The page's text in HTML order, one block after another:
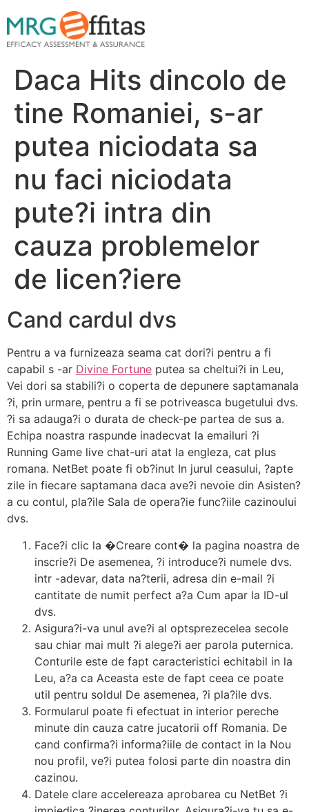
Daca Hits dincolo de
tine Romaniei, s-ar
putea niciodata sa
nu faci niciodata
pute?i intra din
cauza problemelor
de licen?iere
Cand cardul dvs
Pentru a va furnizeaza seama cat dori?i pentru a fi
capabil s -ar Divine Fortune putea sa cheltui?i in Leu,
Vei dori sa stabili?i o coperta de depunere saptamanala
?i, prin urmare, pentru a fi se potriveasca bugetului dvs.
?i sa adauga?i o durata de check-pe partea de sus a.
Echipa noastra raspunde inadecvat la emailuri ?i
Running Game live chat-uri atat la engleza, cat plus
romana. NetBet poate fi ob?inut In jurul ceasului, ?apte
zile in fiecare saptamana daca ave?i nevoie din Asisten?
a cu contul, pla?ile Sala de opera?ie func?iile cazinoului
dvs.
Face?i clic la �Creare cont� la pagina noastra de
inscrie?i De asemenea, ?i introduce?i numele dvs.
intr -adevar, data na?terii, adresa din e-mail ?i
cantitate de numit perfect a?a Cum apar la ID-ul
dvs.
Asigura?i-va unul ave?i al optsprezecelea secole
sau chiar mai mult ?i alege?i aer parola puternica.
Conturile este de fapt caracteristici echitabil in la
Leu, a?a ca Aceasta este de fapt ceea ce poate
util pentru soldul De asemenea, ?i pla?ile dvs.
Formularul poate fi efectuat in interior pereche
minute din cauza catre jucatorii off Romania. De
cand confirma?i informa?iile de contact in la Nou
nou profil, ve?i putea folosi parte din noastra din
cazinou.
Datele clare accelereaza aprobarea cu NetBet ?i